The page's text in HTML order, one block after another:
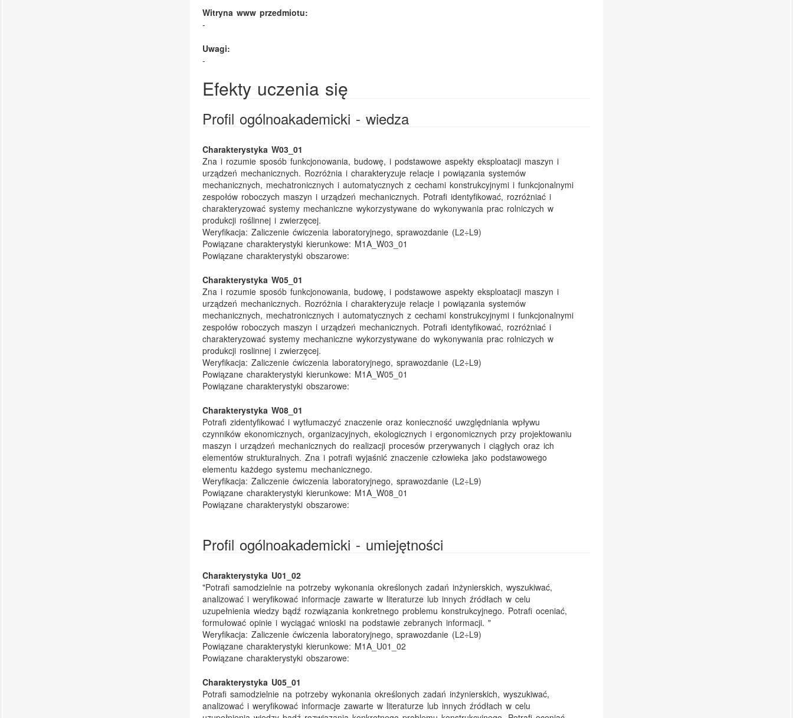
Witryna www przedmiotu:
-
Uwagi:
-
Efekty uczenia się
Profil ogólnoakademicki - wiedza
Charakterystyka W03_01
Zna i rozumie sposób funkcjonowania, budowę, i podstawowe aspekty eksploatacji maszyn i
urządzeń mechanicznych. Rozróżnia i charakteryzuje relacje i powiązania systemów
mechanicznych, mechatronicznych i automatycznych z cechami konstrukcyjnymi i funkcjonalnymi
zespołów roboczych maszyn i urządzeń mechanicznych. Potrafi identyfikować, rozróżniać i
charakteryzować systemy mechaniczne wykorzystywane do wykonywania prac rolniczych w
produkcji roślinnej i zwierzęcej.
Weryfikacja: Zaliczenie ćwiczenia laboratoryjnego, sprawozdanie (L2÷L9)
Powiązane charakterystyki kierunkowe: M1A_W03_01
Powiązane charakterystyki obszarowe:
Charakterystyka W05_01
Zna i rozumie sposób funkcjonowania, budowę, i podstawowe aspekty eksploatacji maszyn i
urządzeń mechanicznych. Rozróżnia i charakteryzuje relacje i powiązania systemów
mechanicznych, mechatronicznych i automatycznych z cechami konstrukcyjnymi i funkcjonalnymi
zespołów roboczych maszyn i urządzeń mechanicznych. Potrafi identyfikować, rozróżniać i
charakteryzować systemy mechaniczne wykorzystywane do wykonywania prac rolniczych w
produkcji roslinnej i zwierzęcej.
Weryfikacja: Zaliczenie ćwiczenia laboratoryjnego, sprawozdanie (L2÷L9)
Powiązane charakterystyki kierunkowe: M1A_W05_01
Powiązane charakterystyki obszarowe:
Charakterystyka W08_01
Potrafi zidentyfikować i wytłumaczyć znaczenie oraz konieczność uwzględniania wpływu
czynników ekonomicznych, organizacyjnych, ekologicznych i ergonomicznych przy projektowaniu
maszyn i urządzeń mechanicznych do realizacji procesów przerywanych i ciągłych oraz ich
elementów strukturalnych. Zna i potrafi wyjaśnić znaczenie człowieka jako podstawowego
elementu każdego systemu mechanicznego.
Weryfikacja: Zaliczenie ćwiczenia laboratoryjnego, sprawozdanie (L2÷L9)
Powiązane charakterystyki kierunkowe: M1A_W08_01
Powiązane charakterystyki obszarowe:
Profil ogólnoakademicki - umiejętności
Charakterystyka U01_02
"Potrafi samodzielnie na potrzeby wykonania określonych zadań inżynierskich, wyszukiwać,
analizować i weryfikować informacje zawarte w literaturze lub innych źródłach w celu
uzupełnienia wiedzy bądź rozwiązania konkretnego problemu konstrukcyjnego. Potrafi oceniać,
formułować opinie i wyciągać wnioski na podstawie zebranych informacji. "
Weryfikacja: Zaliczenie ćwiczenia laboratoryjnego, sprawozdanie (L2÷L9)
Powiązane charakterystyki kierunkowe: M1A_U01_02
Powiązane charakterystyki obszarowe:
Charakterystyka U05_01
Potrafi samodzielnie na potrzeby wykonania określonych zadań inżynierskich, wyszukiwać,
analizować i weryfikować informacje zawarte w literaturze lub innych źródłach w celu